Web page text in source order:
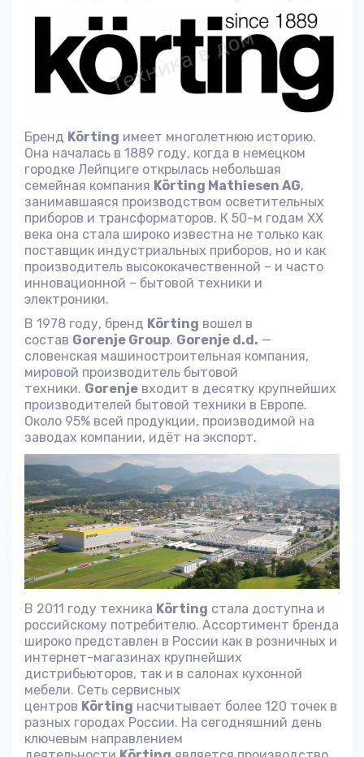
Бренд Körting имеет многолетнюю историю.
Она началась в 1889 году, когда в немецком
городке Лейпциге открылась небольшая
семейная компания Körting Mathiesen AG,
занимавшаяся производством осветительных
приборов и трансформаторов. К 50-м годам ХХ
века она стала широко известна не только как
поставщик индустриальных приборов, но и как
производитель высококачественной – и часто
инновационной – бытовой техники и
электроники.
В 1978 году, бренд Körting вошел в
состав Gorenje Group. Gorenje d.d. —
словенская машиностроительная компания,
мировой производитель бытовой
техники. Gorenje входит в десятку крупнейших
производителей бытовой техники в Европе.
Около 95% всей продукции, производимой на
заводах компании, идёт на экспорт.
В 2011 году техника Körting стала доступна и
российскому потребителю. Ассортимент бренда
широко представлен в России как в розничных и
интернет-магазинах крупнейших
дистрибьюторов, так и в салонах кухонной
мебели. Сеть сервисных
центров Körting насчитывает более 120 точек в
разных городах России. На сегодняшний день
ключевым направлением